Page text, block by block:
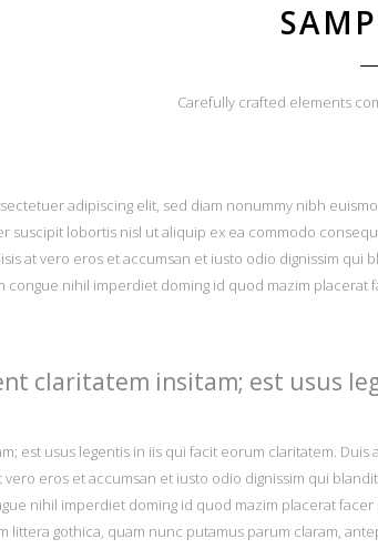
Carefully crafted elements
adipiscing elit, sed diam nonummy nibh
suscipit lobortis nisl ut aliquip ex ea commodo
at vero eros et accumsan et iusto odio dignissim
nihil imperdiet doming id quod mazim placerat
claritatem insitam; est usus
est usus legentis in iis qui facit eorum claritatem.
eros et accumsan et iusto odio dignissim qui
nihil imperdiet doming id quod mazim placerat
littera gothica, quam nunc putamus parum claram,